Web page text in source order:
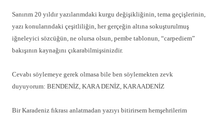
Sanırım 20 yıldır yazılarımdaki kurgu değişikliğinin, tema geçişlerinin,
yazı konularındaki çeşitliliğin, her gerçeğin altına sokuşturulmuş
iğneleyici sözcüğün, ne olursa olsun, pembe tablonun, “carpediem”
bakışının kaynağını çıkarabilmişsinizdir.
Cevabı söylemeye gerek olmasa bile ben söylemekten zevk
duyuyorum: BENDENİZ, KARA DENİZ, KARAADENİZ
Bir Karadeniz fıkrası anlatmadan yazıyı bitirirsem hemşehrilerim